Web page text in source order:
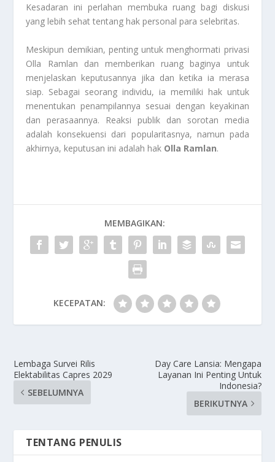
Kesadaran ini perlahan membuka ruang bagi diskusi
yang lebih sehat tentang hak personal para selebritas.
Meskipun demikian, penting untuk menghormati privasi
Olla Ramlan dan memberikan ruang baginya untuk
menjelaskan keputusannya jika dan ketika ia merasa
siap. Sebagai seorang individu, ia memiliki hak untuk
menentukan penampilannya sesuai dengan keyakinan
dan perasaannya. Reaksi publik dan sorotan media
adalah konsekuensi dari popularitasnya, namun pada
akhirnya, keputusan ini adalah hak Olla Ramlan.
MEMBAGIKAN:
KECEPATAN:
Lembaga Survei Rilis
Elektabilitas Capres 2029
SEBELUMNYA
Day Care Lansia: Mengapa
Layanan Ini Penting Untuk
Indonesia?
BERIKUTNYA
TENTANG PENULIS